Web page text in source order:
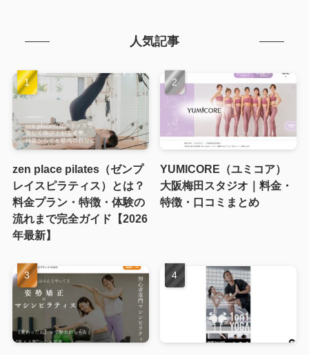
人気記事
zen place pilates（ゼンプ
レイスピラティス）とは？
料金プラン・特徴・体験の
流れまで完全ガイド【2026
年最新】
YUMICORE（ユミコア）
大阪梅田スタジオ｜料金・
特徴・口コミまとめ